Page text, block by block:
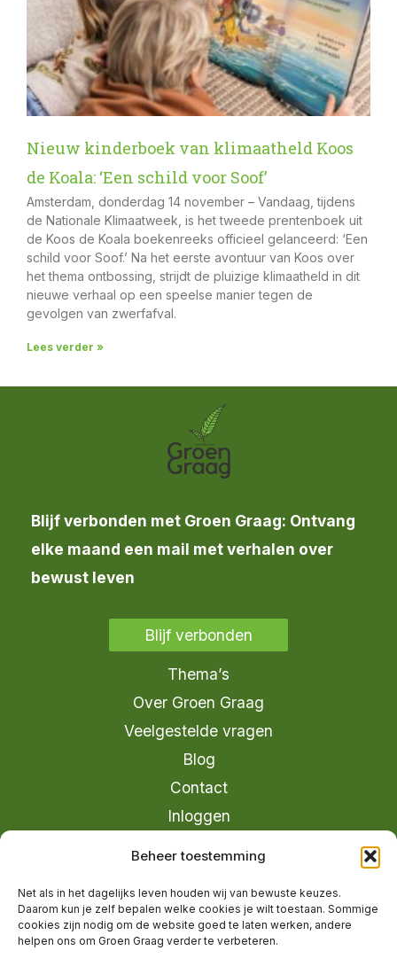
Beheer toestemming
Net als in het dagelijks leven houden wij van bewuste keuzes.
Daarom kun je zelf bepalen welke cookies je wilt toestaan. Sommige
cookies zijn nodig om de website goed te laten werken, andere
helpen ons om Groen Graag verder te verbeteren.
Nieuw kinderboek van klimaatheld Koos
de Koala: ‘Een schild voor Soof’
Amsterdam, donderdag 14 november – Vandaag, tijdens
de Nationale Klimaatweek, is het tweede prentenboek uit
de Koos de Koala boekenreeks officieel gelanceerd: ‘Een
schild voor Soof.’ Na het eerste avontuur van Koos over
het thema ontbossing, strijdt de pluizige klimaatheld in dit
nieuwe verhaal op een speelse manier tegen de
gevolgen van zwerfafval.
Lees verder »
Blijf verbonden met Groen Graag: Ontvang
elke maand een mail met verhalen over
bewust leven
Blijf verbonden
Thema’s
Over Groen Graag
Veelgestelde vragen
Blog
Contact
Inloggen
info@groengraag.nl
Ervaringen van leden op Trustpilot